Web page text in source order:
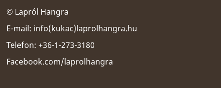
© Lapról Hangra
E-mail: info(kukac)laprolhangra.hu
Telefon: +36-1-273-3180
Facebook.com/laprolhangra